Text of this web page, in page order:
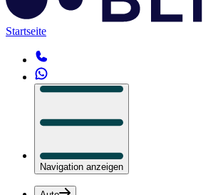
Startseite
Navigation anzeigen